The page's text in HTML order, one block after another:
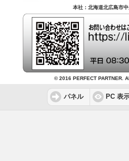
本社：北海道北広島市
© 2016 PERFECT PARTNER.
パネル PC 表